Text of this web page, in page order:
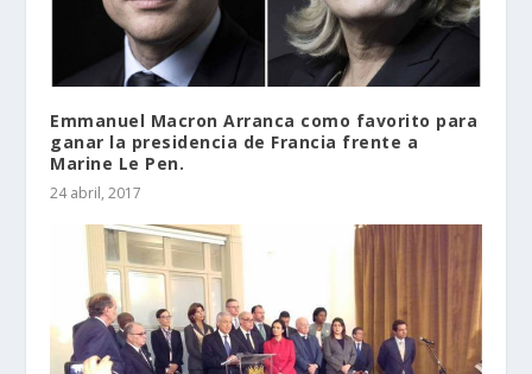
Emmanuel Macron Arranca como favorito para
ganar la presidencia de Francia frente a
Marine Le Pen.
24 abril, 2017